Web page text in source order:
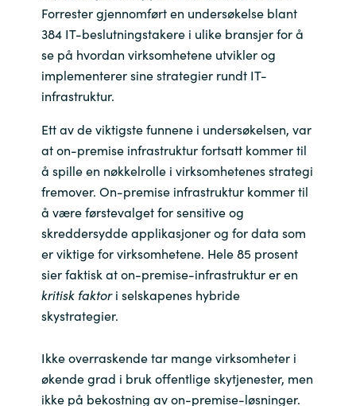
Kuwait
Latvia
Lithuania
Malaysia
Middle East
Netherlands
Philippines
Forrester gjennomført en undersøkelse blant
384 IT-beslutningstakere i ulike bransjer for å
se på hvordan virksomhetene utvikler og
implementerer sine strategier rundt IT-
infrastruktur.
Ett av de viktigste funnene i undersøkelsen, var
at on-premise infrastruktur fortsatt kommer til
å spille en nøkkelrolle i virksomhetenes strategi
fremover. On-premise infrastruktur kommer til
å være førstevalget for sensitive og
skreddersydde applikasjoner og for data som
er viktige for virksomhetene. Hele 85 prosent
sier faktisk at on-premise-infrastruktur er en
kritisk faktori selskapenes hybride
skystrategier.
Ikke overraskende tar mange virksomheter i
økende grad i bruk offentlige skytjenester, men
ikke på bekostning av on-premise-løsninger.